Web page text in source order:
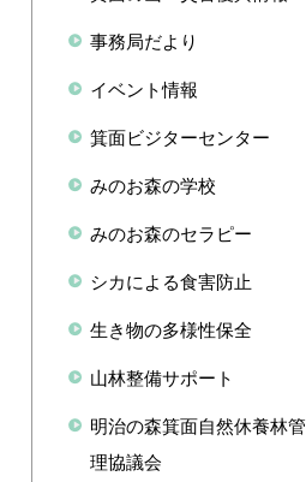
事務局だより
イベント情報
箕面ビジターセンター
みのお森の学校
みのお森のセラピー
シカによる食害防止
生き物の多様性保全
山林整備サポート
明治の森箕面自然休養林管
理協議会